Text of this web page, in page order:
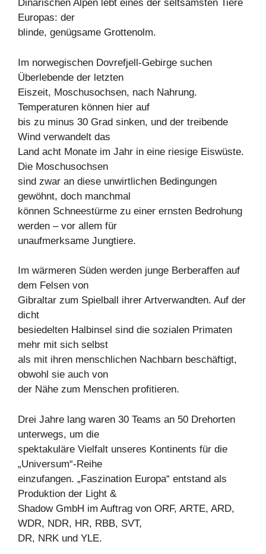
Dinarischen Alpen lebt eines der seltsamsten Tiere
Europas: der
blinde, genügsame Grottenolm.
Im norwegischen Dovrefjell-Gebirge suchen
Überlebende der letzten
Eiszeit, Moschusochsen, nach Nahrung.
Temperaturen können hier auf
bis zu minus 30 Grad sinken, und der treibende
Wind verwandelt das
Land acht Monate im Jahr in eine riesige Eiswüste.
Die Moschusochsen
sind zwar an diese unwirtlichen Bedingungen
gewöhnt, doch manchmal
können Schneestürme zu einer ernsten Bedrohung
werden – vor allem für
unaufmerksame Jungtiere.
Im wärmeren Süden werden junge Berberaffen auf
dem Felsen von
Gibraltar zum Spielball ihrer Artverwandten. Auf der
dicht
besiedelten Halbinsel sind die sozialen Primaten
mehr mit sich selbst
als mit ihren menschlichen Nachbarn beschäftigt,
obwohl sie auch von
der Nähe zum Menschen profitieren.
Drei Jahre lang waren 30 Teams an 50 Drehorten
unterwegs, um die
spektakuläre Vielfalt unseres Kontinents für die
„Universum“-Reihe
einzufangen. „Faszination Europa“ entstand als
Produktion der Light &
Shadow GmbH im Auftrag von ORF, ARTE, ARD,
WDR, NDR, HR, RBB, SVT,
DR, NRK und YLE.